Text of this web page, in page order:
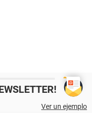
Ver un ejemplo